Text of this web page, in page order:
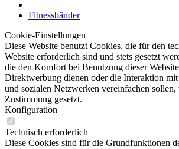
Fitnessbänder
Cookie-Einstellungen
Diese Website benutzt Cookies, die für den
Website erforderlich sind und stets gesetzt
die den Komfort bei Benutzung dieser
Direktwerbung dienen oder die Interaktion mit
und sozialen Netzwerken vereinfachen
Zustimmung gesetzt.
Konfiguration
Technisch erforderlich
Diese Cookies sind für die Grundfunktionen